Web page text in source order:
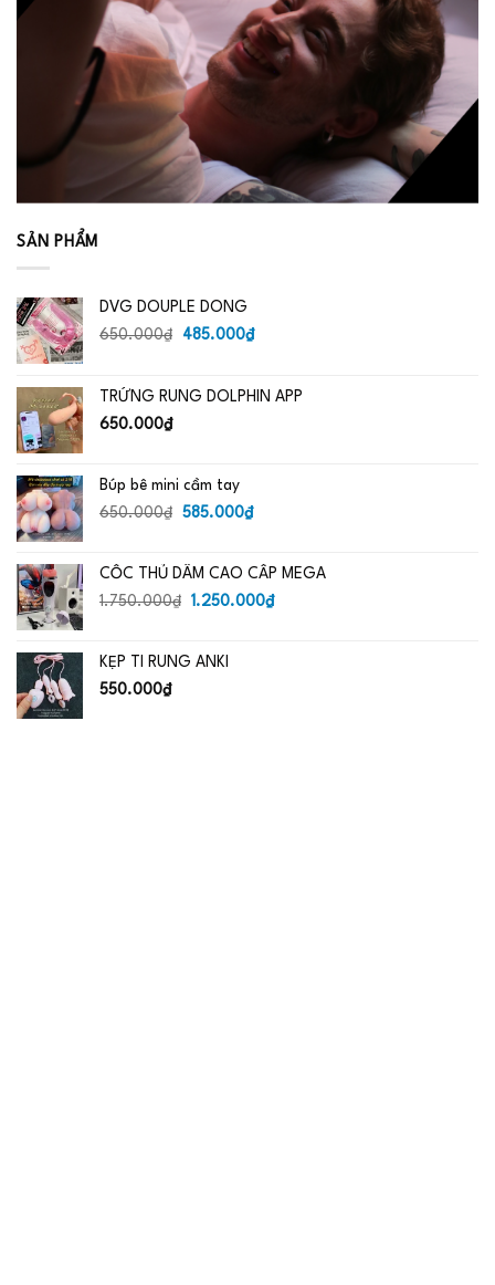
SẢN PHẨM
DVG DOUPLE DONG
650.000₫
Giá
650.000₫.
485.000₫Giá
là:
TRỨNG RUNG DOLPHIN APP
650.000₫
Búp bê mini cầm tay
650.000₫
Giá
650.000₫.
585.000₫Giá
là:
585.000₫.
CỐC THỦ DÂM CAO CẤP MEGA
1.750.000₫
Giá
1.750.000₫.
1.250.000₫Giá
KẸP TI RUNG ANKI
550.000₫